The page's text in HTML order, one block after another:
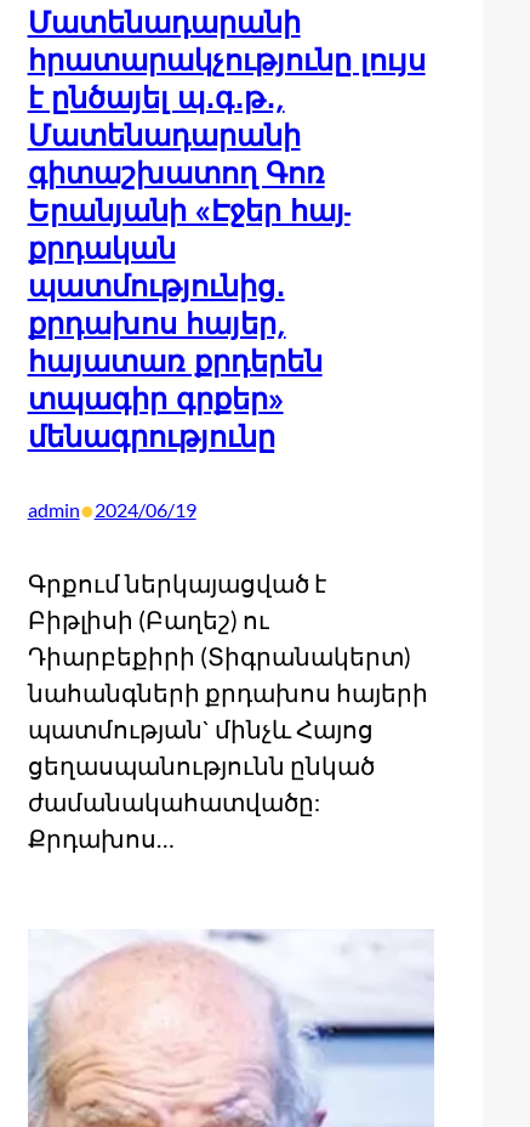
Մատենադարանի
հրատարակչությունը լույս
է ընծայել պ․գ․թ․,
Մատենադարանի
գիտաշխատող Գոռ
Երանյանի «Էջեր հայ-
քրդական
պատմությունից․
քրդախոս հայեր,
հայատառ քրդերեն
տպագիր գրքեր»
մենագրությունը
admin•2024/06/19
Գրքում ներկայացված է
Բիթլիսի (Բաղեշ) ու
Դիարբեքիրի (Տիգրանակերտ)
նահանգների քրդախոս հայերի
պատմության` մինչև Հայոց
ցեղասպանությունն ընկած
ժամանակահատվածը:
Քրդախոս…